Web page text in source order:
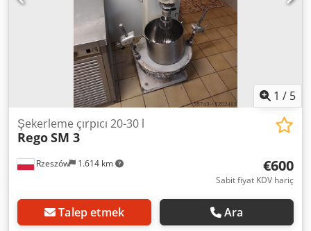
1 / 5
Rzeszów 1.614 km
Şekerleme çırpıcı 20-30 l
RegoSM 3
€600
Sabit fiyat KDV hariç
Talep etmek Ara